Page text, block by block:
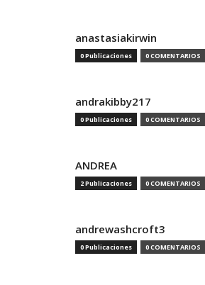
anastasiakirwin
0 Publicaciones 0 COMENTARIOS
andrakibby217
0 Publicaciones 0 COMENTARIOS
ANDREA
2 Publicaciones 0 COMENTARIOS
andrewashcroft3
0 Publicaciones 0 COMENTARIOS